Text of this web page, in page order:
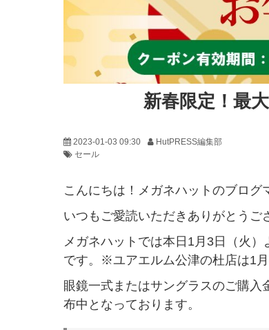
新春限定！最
2023-01-03 09:30
HutPRESS編集部
セール
こんにちは！メガネハットのブログ
いつもご愛読いただきありがとうご
メガネハットでは本日1月3日（火
です。※ユアエルム公津の杜店は1
眼鏡一式またはサングラスのご購
布中となっております。